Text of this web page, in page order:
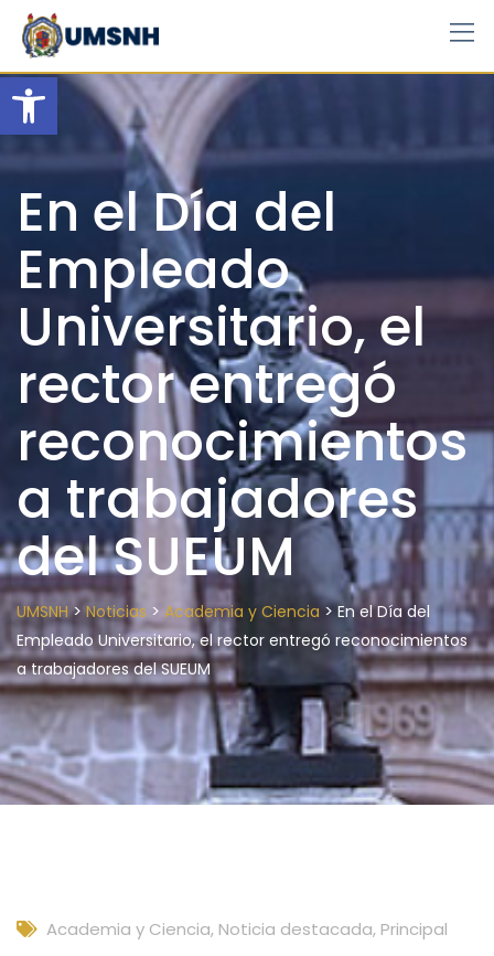
Open toolbar
Skip
content
En el Día del
Empleado
Universitario, el
rector entregó
reconocimientos
a trabajadores
del SUEUM
UMSNH> Noticias > Academia y Ciencia >En el Día del
Empleado Universitario, el rector entregó reconocimientos
a trabajadores del SUEUM
Academia y Ciencia, Noticia destacada, Principal